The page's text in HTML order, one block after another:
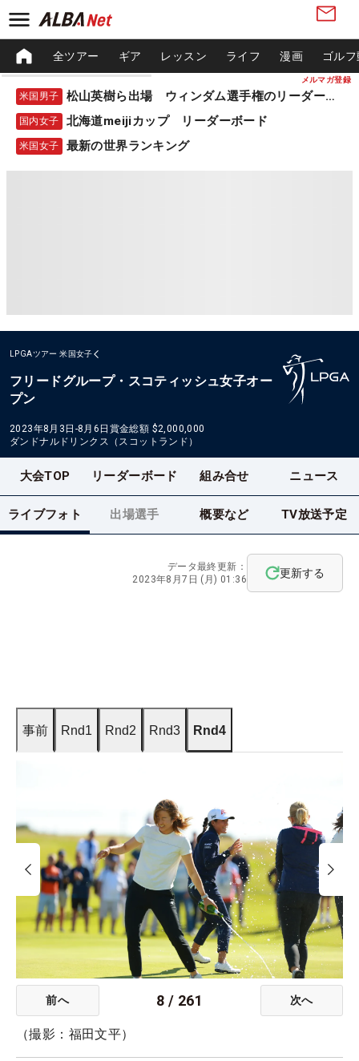
メルマガ登録
全ツアー ギア レッスン ライフ 漫画 ゴル
米国男子 松山英樹ら出場 ウィンダム選手権のリーダーボード
国内女子 北海道meijiカップ リーダーボード
米国女子 最新の世界ランキング
LPGAツアー 米国女子
フリードグループ・スコティッシュ女子オー
プン
2023年8月3日-8月6日 賞金総額 $2,000,000
ダンドナルドリンクス（スコットランド）
大会TOP リーダーボード 組み合せ ニュース
ライブフォト 出場選手 概要など TV放送予定
データ最終更新：
2023年8月7日 (月) 01:36
更新する
事前 Rnd1 Rnd2 Rnd3 Rnd4
前へ 8 / 261 次へ
（撮影：福田文平）